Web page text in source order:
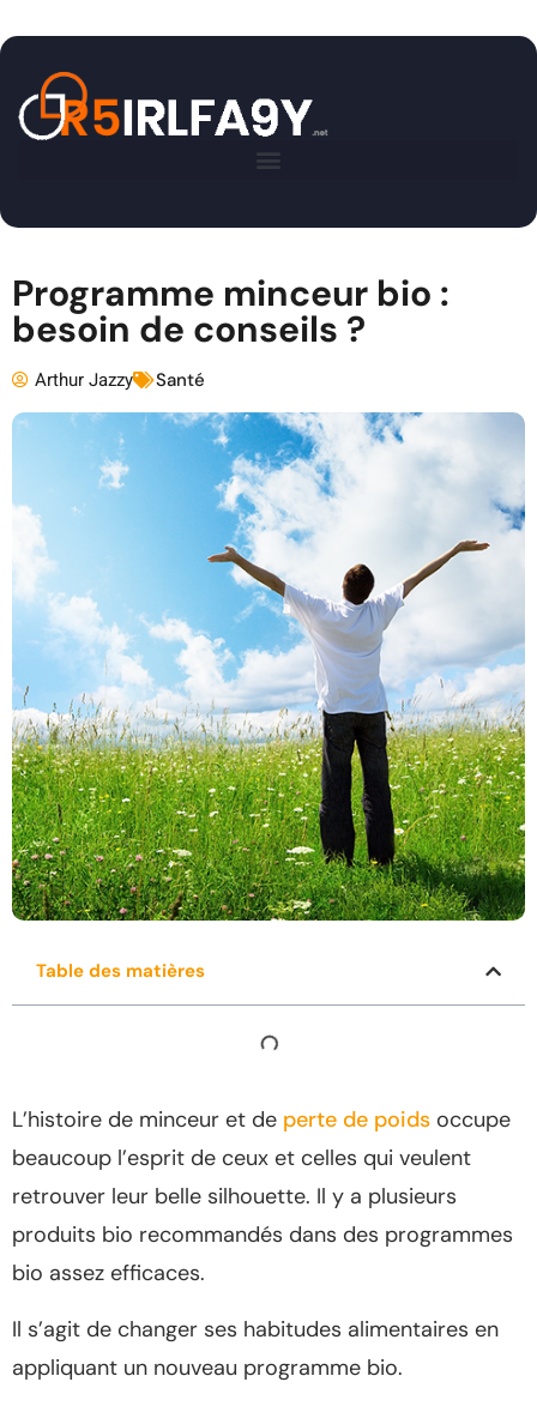
Programme minceur bio :
besoin de conseils ?
Arthur Jazzy Santé
Table des matières
L’histoire de minceur et de perte de poids occupe
beaucoup l’esprit de ceux et celles qui veulent
retrouver leur belle silhouette. Il y a plusieurs
produits bio recommandés dans des programmes
bio assez efficaces.
Il s’agit de changer ses habitudes alimentaires en
appliquant un nouveau programme bio.